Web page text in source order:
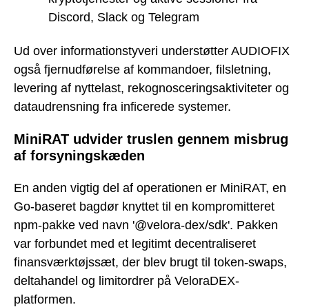
Discord, Slack og Telegram
Ud over informationstyveri understøtter AUDIOFIX
også fjernudførelse af kommandoer, filsletning,
levering af nyttelast, rekognosceringsaktiviteter og
dataudrensning fra inficerede systemer.
MiniRAT udvider truslen gennem misbrug
af forsyningskæden
En anden vigtig del af operationen er MiniRAT, en
Go-baseret bagdør knyttet til en kompromitteret
npm-pakke ved navn '@velora-dex/sdk'. Pakken
var forbundet med et legitimt decentraliseret
finansværktøjssæt, der blev brugt til token-swaps,
deltahandel og limitordrer på VeloraDEX-
platformen.